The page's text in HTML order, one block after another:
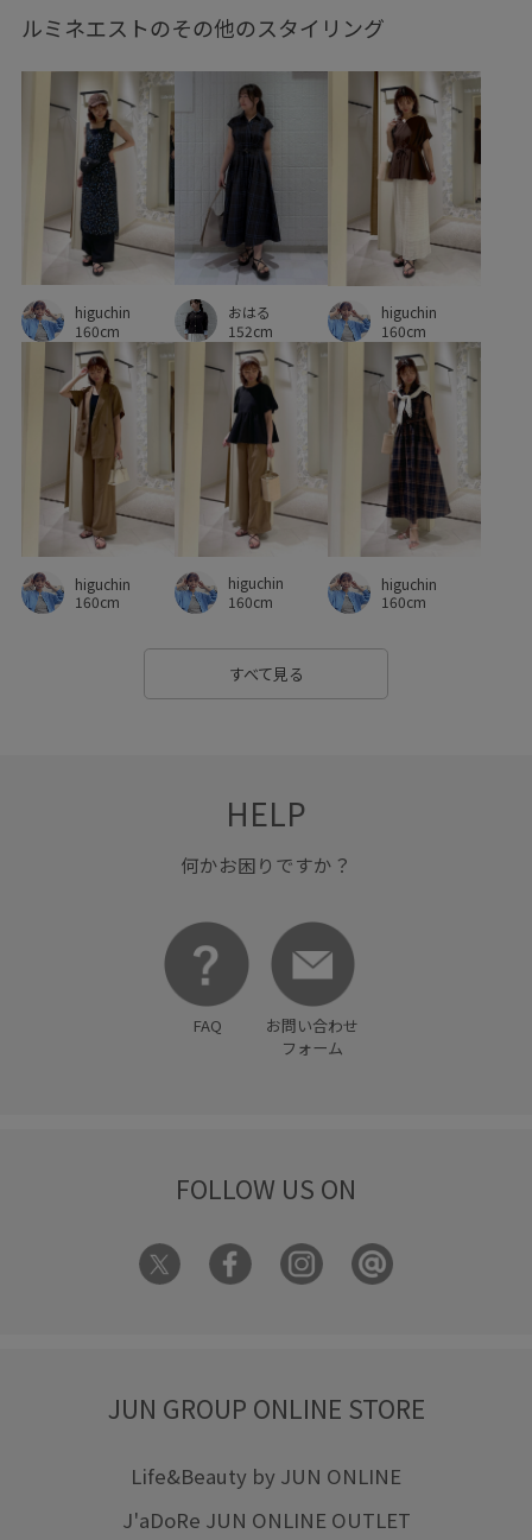
トレンド感 ナチュラル ニット ニュアンスカラー
ハーフパンツ パンツ パンプス ヘルシー
リラックス感 ロングスカート
ワイドパンツ ワンピース 伸縮性
合わせやすい 安定感 小物 快適なはき心地
抜け感 春先 異素材ドッキング 秋口
肌見せ 肌馴染が良い 艶感 華やか 薄手
裏地付き 見た目以上の収納 軽快 透け感 都会的
長く使える
ルミネエストのその他のスタイリング
higuchin
160cm
おはる
152cm
higuchin
160cm
higuchin
160cm
higuchin
160cm
higuchin
160cm
すべて見る
HELP
何かお困りですか？
FAQ
お問い合わせ
フォーム
FOLLOW US ON
JUN GROUP ONLINE STORE
Life&Beauty by JUN ONLINE
J'aDoRe JUN ONLINE OUTLET